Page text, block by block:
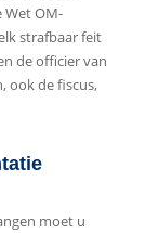
Wet OM-
strafbaar feit
de officier van
ook de fiscus,
moet u